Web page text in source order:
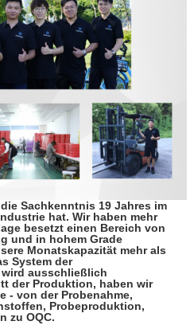
Sachkenntnis 19 Jahres im
hat. Wir haben mehr
besetzt einen Bereich von
und in hohem Grade
Monatskapazität mehr als
System der
ausschließlich
der Produktion, haben wir
- von der Probenahme,
Probeproduktion,
zu OQC.